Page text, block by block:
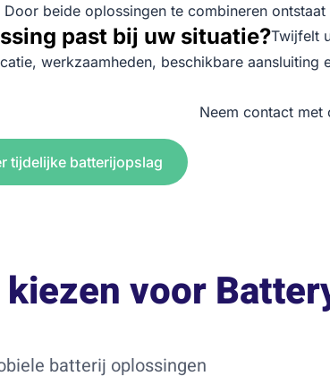
Door beide oplossingen te combineren
past bij uw situatie?Twijfelt
werkzaamheden, beschikbare
Neem contact
tijdelijke batterijopslag
voor
batterij oplossingen